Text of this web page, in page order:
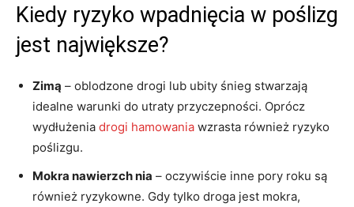
Kiedy ryzyko wpadnięcia w poślizg
jest największe?
Zimą – oblodzone drogi lub ubity śnieg stwarzają
idealne warunki do utraty przyczepności. Oprócz
wydłużenia drogi hamowania wzrasta również ryzyko
poślizgu.
Mokra nawierzch nia – oczywiście inne pory roku są
również ryzykowne. Gdy tylko droga jest mokra,